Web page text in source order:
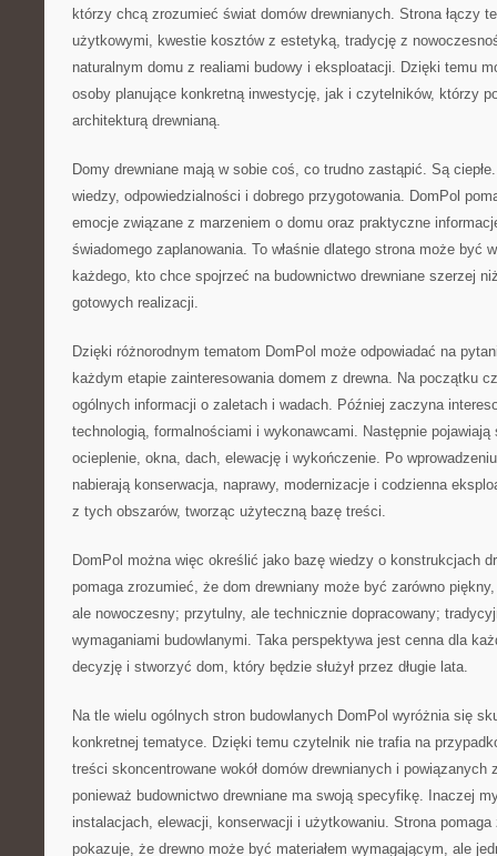
którzy chcą zrozumieć świat domów drewnianych. Strona łączy
użytkowymi, kwestie kosztów z estetyką, tradycję z
naturalnym domu z realiami budowy i eksploatacji. Dzięki temu
osoby planujące konkretną inwestycję, jak i czytelników, którzy
architekturą drewnianą.
Domy drewniane mają w sobie coś, co trudno zastąpić. Są
wiedzy, odpowiedzialności i dobrego przygotowania. DomPol
emocje związane z marzeniem o domu oraz praktyczne
świadomego zaplanowania. To właśnie dlatego strona może być
każdego, kto chce spojrzeć na budownictwo drewniane szerzej
gotowych realizacji.
Dzięki różnorodnym tematom DomPol może odpowiadać na
każdym etapie zainteresowania domem z drewna. Na początku
ogólnych informacji o zaletach i wadach. Później zaczyna
technologią, formalnościami i wykonawcami. Następnie
ocieplenie, okna, dach, elewację i wykończenie. Po
nabierają konserwacja, naprawy, modernizacje i codzienna
z tych obszarów, tworząc użyteczną bazę treści.
DomPol można więc określić jako bazę wiedzy o konstrukcjach
pomaga zrozumieć, że dom drewniany może być zarówno
ale nowoczesny; przytulny, ale technicznie dopracowany;
wymaganiami budowlanymi. Taka perspektywa jest cenna dla
decyzję i stworzyć dom, który będzie służył przez długie lata.
Na tle wielu ogólnych stron budowlanych DomPol wyróżnia się
konkretnej tematyce. Dzięki temu czytelnik nie trafia na
treści skoncentrowane wokół domów drewnianych i powiązanych
ponieważ budownictwo drewniane ma swoją specyfikę. Inaczej
instalacjach, elewacji, konserwacji i użytkowaniu. Strona pomaga
pokazuje, że drewno może być materiałem wymagającym, ale